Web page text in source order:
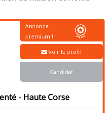
- Haute Corse
Annonce
premium !
Voir le profil
Candidat